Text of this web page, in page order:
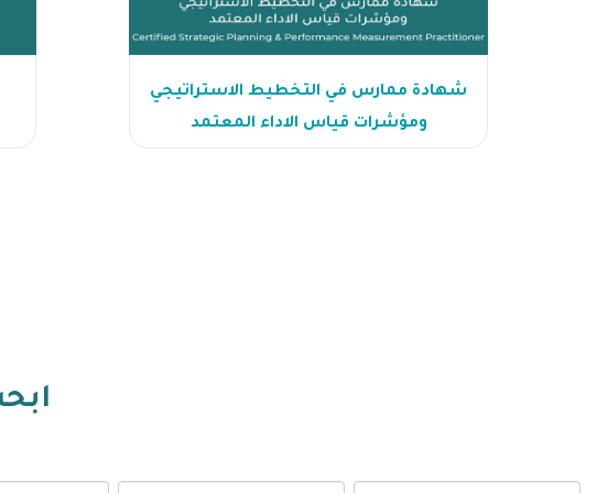
شهادة ممارس في التخطيط الاستراتيجي
ومؤشرات قياس الاداء المعتمد